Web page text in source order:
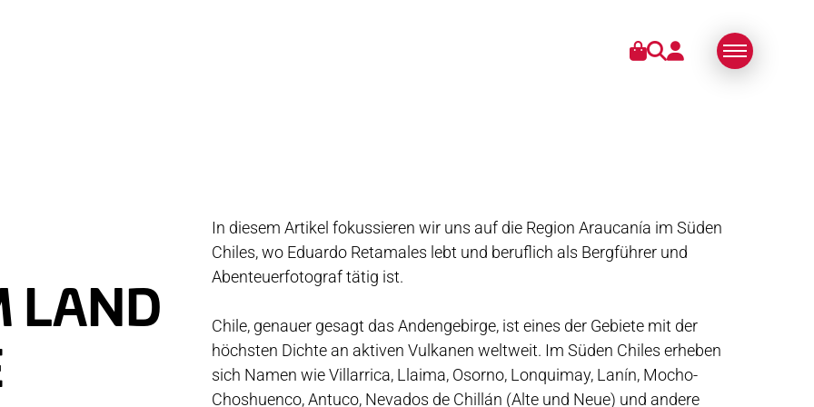
UND WARTUNG
& REPARATUR
TECHNOLOGIE
MEDIEN
LAND
In diesem Artikel fokussieren wir uns auf die Region Araucanía im Süden
Chiles, wo Eduardo Retamales lebt und beruflich als Bergführer und
Abenteuerfotograf tätig ist.
Chile, genauer gesagt das Andengebirge, ist eines der Gebiete mit der
höchsten Dichte an aktiven Vulkanen weltweit. Im Süden Chiles erheben
sich Namen wie Villarrica, Llaima, Osorno, Lonquimay, Lanín, Mocho-
Choshuenco, Antuco, Nevados de Chillán (Alte und Neue) und andere